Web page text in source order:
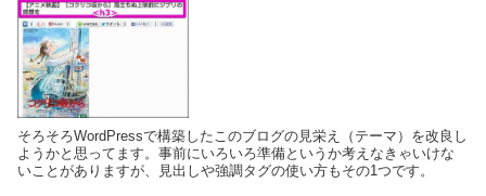
そろそろWordPressで構築したこのブログの見栄え（テーマ）を改良し
ようかと思ってます。事前にいろいろ準備というか考えなきゃいけな
いことがありますが、見出しや強調タグの使い方もその1つです。